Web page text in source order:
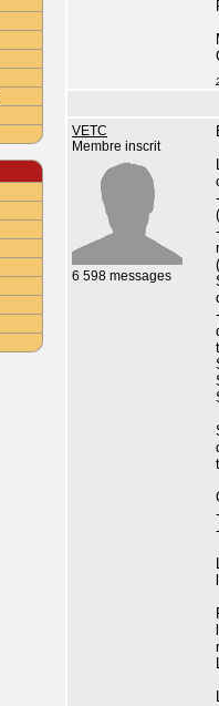
VETC
Membre inscrit
6 598 messages